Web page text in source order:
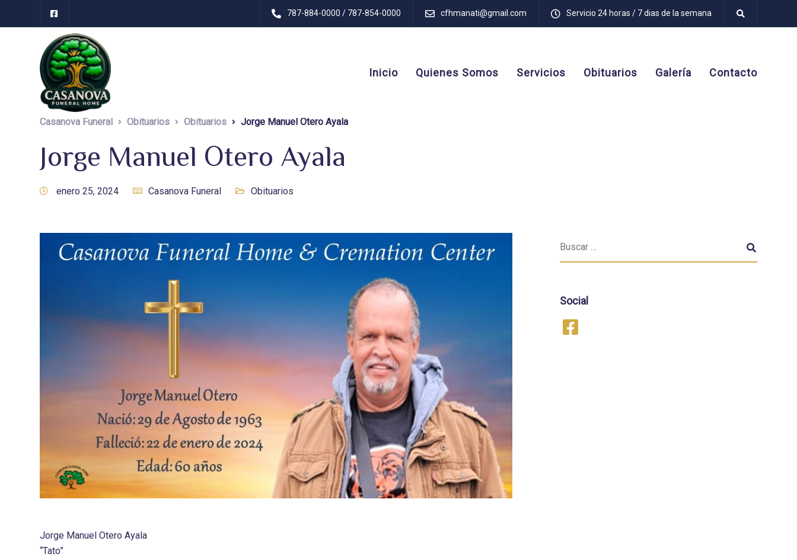
787-884-0000 / 787-854-0000 cfhmanati@gmail.com Servicio 24 horas / 7 dias de la semana
Inicio Quienes Somos Servicios Obituarios Galería Contacto
Casanova Funeral Obituarios Obituarios Jorge Manuel Otero Ayala
Jorge Manuel Otero Ayala
enero 25, 2024 Casanova Funeral Obituarios
Jorge Manuel Otero Ayala
“Tato”
Social